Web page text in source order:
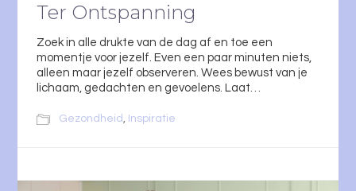
Ter Ontspanning
Zoek in alle drukte van de dag af en toe een
momentje voor jezelf. Even een paar minuten niets,
alleen maar jezelf observeren. Wees bewust van je
lichaam, gedachten en gevoelens. Laat…
Gezondheid , Inspiratie